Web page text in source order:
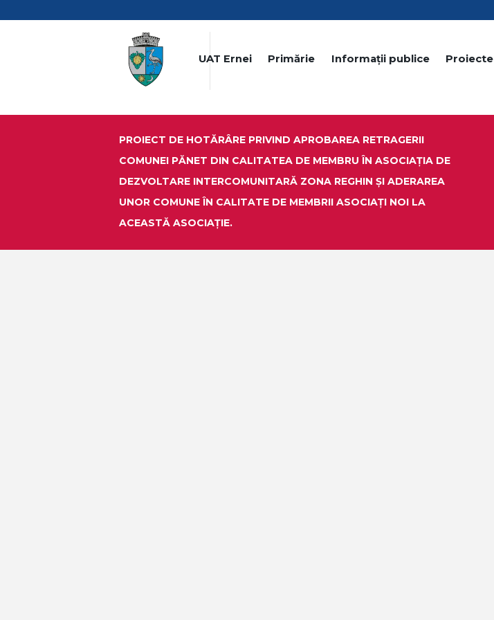
UAT Ernei Primărie Informații publice Proiecte
PROIECT DE HOTĂRÂRE PRIVIND APROBAREA RETRAGERII
COMUNEI PĂNET DIN CALITATEA DE MEMBRU ÎN ASOCIAȚIA DE
DEZVOLTARE INTERCOMUNITARĂ ZONA REGHIN ȘI ADERAREA
UNOR COMUNE ÎN CALITATE DE MEMBRII ASOCIAȚI NOI LA
ACEASTĂ ASOCIAȚIE.